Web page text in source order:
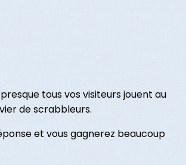
tous vos visiteurs jouent au
de scrabbleurs.
et vous gagnerez beaucoup